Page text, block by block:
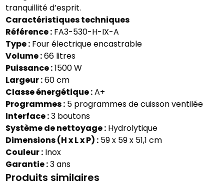
tranquillité d’esprit.
Caractéristiques techniques
Référence : FA3-530-H-IX-A
Type : Four électrique encastrable
Volume :66 litres
Puissance :1500 W
Largeur :60 cm
Classe énergétique :A+
Programmes : 5 programmes de cuisson ventilée
Interface :3 boutons
Système de nettoyage : Hydrolytique
Dimensions (H x L x P) : 59 x 59 x 51,1 cm
Couleur : Inox
Garantie :3 ans
Produits similaires